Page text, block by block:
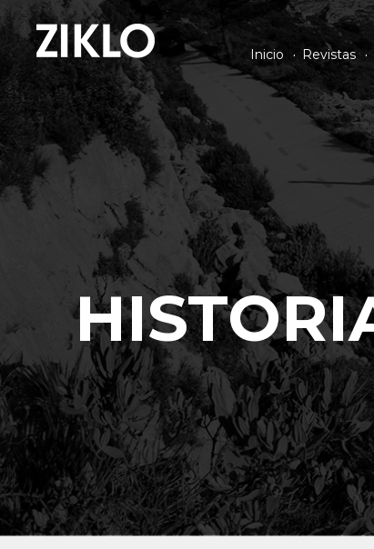
Inicio Revistas